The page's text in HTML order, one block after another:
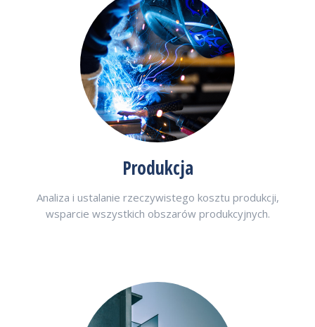
Produkcja
Analiza i ustalanie rzeczywistego kosztu produkcji,
wsparcie wszystkich obszarów produkcyjnych.